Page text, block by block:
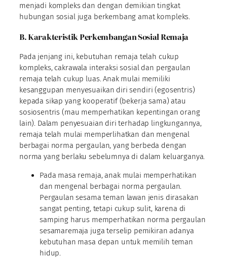
menjadi kompleks dan dengan demikian tingkat
hubungan sosial juga berkembang amat kompleks.
B. Karakteristik Perkembangan Sosial Remaja
Pada jenjang ini, kebutuhan remaja telah cukup
kompleks, cakrawala interaksi sosial dan pergaulan
remaja telah cukup luas. Anak mulai memiliki
kesanggupan menyesuaikan diri sendiri (egosentris)
kepada sikap yang kooperatif (bekerja sama) atau
sosiosentris (mau memperhatikan kepentingan orang
lain). Dalam penyesuaian diri terhadap lingkungannya,
remaja telah mulai memperlihatkan dan mengenal
berbagai norma pergaulan, yang berbeda dengan
norma yang berlaku sebelumnya di dalam keluarganya.
Pada masa remaja, anak mulai memperhatikan
dan mengenal berbagai norma pergaulan.
Pergaulan sesama teman lawan jenis dirasakan
sangat penting, tetapi cukup sulit, karena di
samping harus memperhatikan norma pergaulan
sesamaremaja juga terselip pemikiran adanya
kebutuhan masa depan untuk memilih teman
hidup.